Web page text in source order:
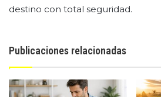
destino con total seguridad.
Publicaciones relacionadas